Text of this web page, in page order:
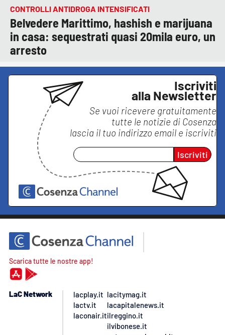
CONTROLLI ANTIDROGA INTENSIFICATI
Belvedere Marittimo, hashish e marijuana
in casa: sequestrati quasi 20mila euro, un
arresto
Iscriviti
alla Newsletter
Se vuoi ricevere gratuitamente
tutte le notizie di Cosenza
lascia il tuo indirizzo email e iscriviti
Iscriviti
Scarica tutte le nostre app!
LaC Network
lacplay.it
lactv.it
laconair.it
lacitymag.it
lacapitalenews.it
ilreggino.it
ilvibonese.it